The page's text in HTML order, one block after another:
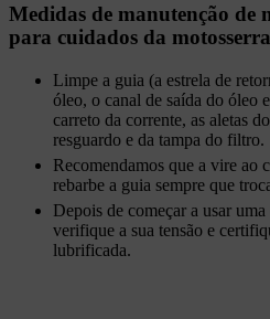
Medidas de manutenção de
para cuidados da
Limpe a guia (a estrela de
óleo, o canal de saída do óleo
carreto da corrente, as aletas
resguardo e da tampa do filtro.
Recomendamos que a vire ao
rebarbe a guia sempre que
Depois de começar a usar
verifique a sua tensão e
lubrificada.